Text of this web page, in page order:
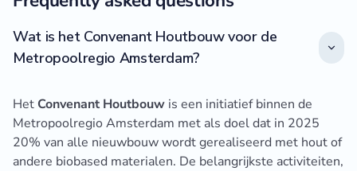
Wat is het Convenant Houtbouw voor de
Metropoolregio Amsterdam?
Het Convenant Houtbouw is een initiatief binnen de
Metropoolregio Amsterdam met als doel dat in 2025
20% van alle nieuwbouw wordt gerealiseerd met hout of
andere biobased materialen. De belangrijkste activiteiten,